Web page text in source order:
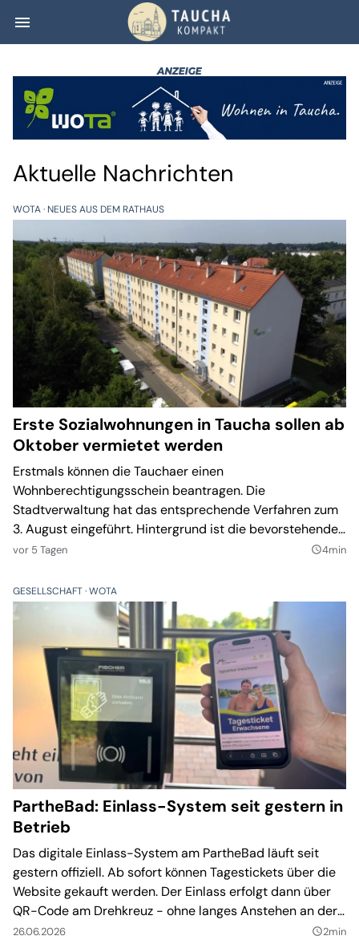
menu Taucha kompakt
Aktuelle Nachrichten
WOTA NEUES AUS DEM RATHAUS
Erste Sozialwohnungen in Taucha sollen ab
Oktober vermietet werden
Erstmals können die Tauchaer einen
Wohnberechtigungsschein beantragen. Die
Stadtverwaltung hat das entsprechende Verfahren zum
3. August eingeführt. Hintergrund ist die bevorstehende
Fertigstellung der ersten öffentlich geförderten
vor 5 Tagen query_builder4min
GESELLSCHAFT WOTA
PartheBad: Einlass-System seit gestern in
Betrieb
Das digitale Einlass-System am PartheBad läuft seit
gestern offiziell. Ab sofort können Tagestickets über die
Website gekauft werden. Der Einlass erfolgt dann über
QR-Code am Drehkreuz - ohne langes Anstehen an der
Kasse.
26.06.2026 query_builder2min